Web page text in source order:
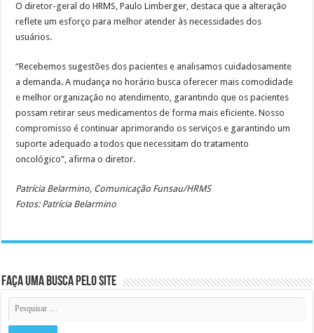
O diretor-geral do HRMS, Paulo Limberger, destaca que a alteração
reflete um esforço para melhor atender às necessidades dos
usuários.
“Recebemos sugestões dos pacientes e analisamos cuidadosamente
a demanda. A mudança no horário busca oferecer mais comodidade
e melhor organização no atendimento, garantindo que os pacientes
possam retirar seus medicamentos de forma mais eficiente. Nosso
compromisso é continuar aprimorando os serviços e garantindo um
suporte adequado a todos que necessitam do tratamento
oncológico”, afirma o diretor.
Patrícia Belarmino, Comunicação Funsau/HRMS
Fotos: Patrícia Belarmino
Faça uma busca pelo Site